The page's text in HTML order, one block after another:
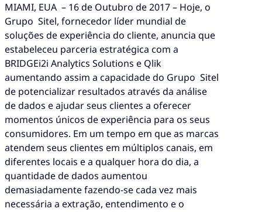
MIAMI, EUA – 16 de Outubro de 2017 – Hoje, o
Grupo Sitel, fornecedor líder mundial de
soluções de experiência do cliente, anuncia que
estabeleceu parceria estratégica com a
BRIDGEi2i Analytics Solutions e Qlik
aumentando assim a capacidade do Grupo Sitel
de potencializar resultados através da análise
de dados e ajudar seus clientes a oferecer
momentos únicos de experiência para os seus
consumidores. Em um tempo em que as marcas
atendem seus clientes em múltiplos canais, em
diferentes locais e a qualquer hora do dia, a
quantidade de dados aumentou
demasiadamente fazendo-se cada vez mais
necessária a extração, entendimento e o